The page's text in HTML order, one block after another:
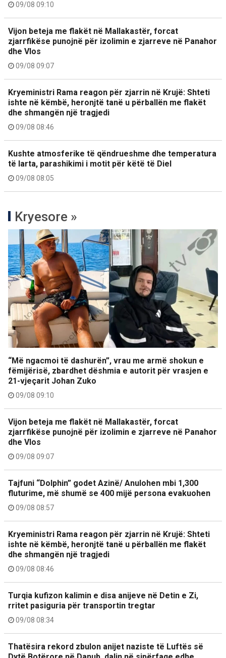
09/08 09:10
Vijon beteja me flakët në Mallakastër, forcat
zjarrfikëse punojnë për izolimin e zjarreve në Panahor
dhe Vlos
09/08 09:07
Kryeministri Rama reagon për zjarrin në Krujë: Shteti
ishte në këmbë, heronjtë tanë u përballën me flakët
dhe shmangën një tragjedi
09/08 08:46
Kushte atmosferike të qëndrueshme dhe temperatura
të larta, parashikimi i motit për këtë të Diel
09/08 08:05
Kryesore »
“Më ngacmoi të dashurën”, vrau me armë shokun e
fëmijërisë, zbardhet dëshmia e autorit për vrasjen e
21-vjeçarit Johan Zuko
09/08 09:10
Vijon beteja me flakët në Mallakastër, forcat
zjarrfikëse punojnë për izolimin e zjarreve në Panahor
dhe Vlos
09/08 09:07
Tajfuni “Dolphin” godet Azinë/ Anulohen mbi 1,300
fluturime, më shumë se 400 mijë persona evakuohen
09/08 08:57
Kryeministri Rama reagon për zjarrin në Krujë: Shteti
ishte në këmbë, heronjtë tanë u përballën me flakët
dhe shmangën një tragjedi
09/08 08:46
Turqia kufizon kalimin e disa anijeve në Detin e Zi,
rritet pasiguria për transportin tregtar
09/08 08:34
Thatësira rekord zbulon anijet naziste të Luftës së